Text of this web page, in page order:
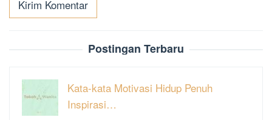
Postingan Terbaru
Kata-kata Motivasi Hidup Penuh
Inspirasi…